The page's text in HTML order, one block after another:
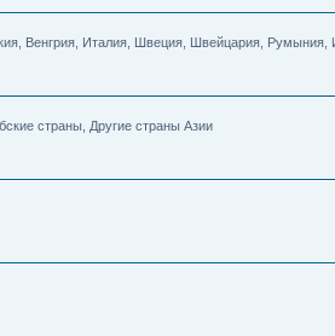
Венгрия, Италия, Швеция, Швейцария, Румыния,
страны, Другие страны Азии